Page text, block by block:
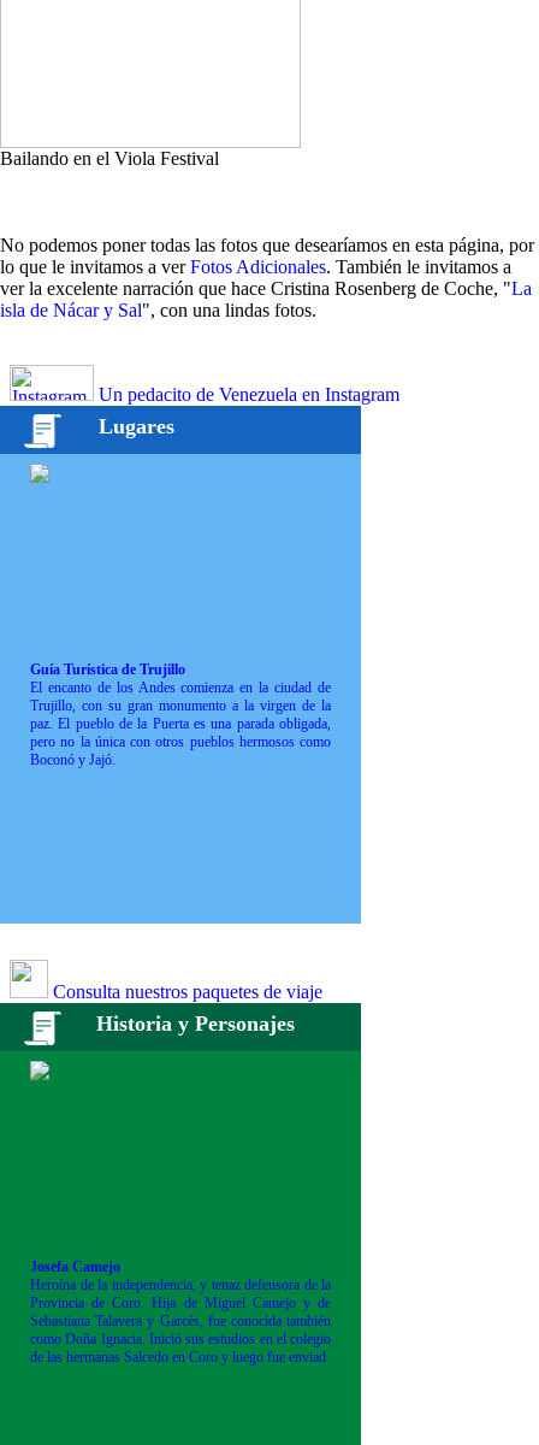
Bailando en el Viola Festival
No podemos poner todas las fotos que desearíamos en esta página, por
lo que le invitamos a verFotos Adicionales. También le invitamos a
ver la excelente narración que hace Cristina Rosenberg de Coche, "La
isla de Nácar y Sal", con una lindas fotos.
Un pedacito de Venezuela en Instagram
Lugares
Guía Turística de Trujillo
El encanto de los Andes comienza en la ciudad de
Trujillo, con su gran monumento a la virgen de la
paz. El pueblo de la Puerta es una parada obligada,
pero no la única con otros pueblos hermosos como
Boconó y Jajó.
Consulta nuestros paquetes de viaje
Historia y Personajes
Josefa Camejo
Heroína de la independencia, y tenaz defensora de la
Provincia de Coro. Hija de Miguel Camejo y de
Sebastiana Talavera y Garcés, fue conocida también
como Doña Ignacia. Inició sus estudios en el colegio
de las hermanas Salcedo en Coro y luego fue enviad